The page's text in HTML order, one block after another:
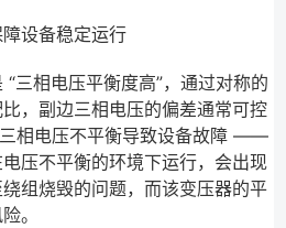
障设备稳定运行
三相电压平衡度高”，通过对称的
，副边三相电压的偏差通常可控
相电压不平衡导致设备故障 ——
压不平衡的环境下运行，会出现
组烧毁的问题，而该变压器的平
。